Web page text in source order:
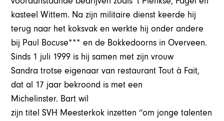
kasteel Wittem. Na zijn militaire dienst keerde hij
terug naar het koksvak en werkte hij onder andere
bij Paul Bocuse*** en de Bokkedoorns in Overveen.
Sinds 1 juli 1999 is hij samen met zijn vrouw
Sandra trotse eigenaar van restaurant Tout à Fait,
dat al 17 jaar bekroond is met een
Michelinster. Bart wil
zijn titel SVH Meesterkok inzetten “om jonge talenten